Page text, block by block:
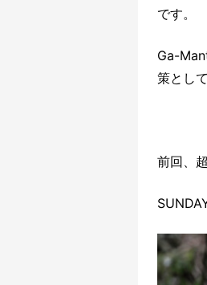
です。
Ga-
策とし
前回、